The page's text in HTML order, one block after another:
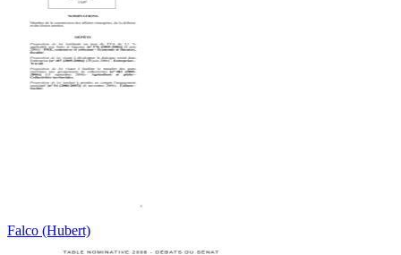
Falco (Hubert)